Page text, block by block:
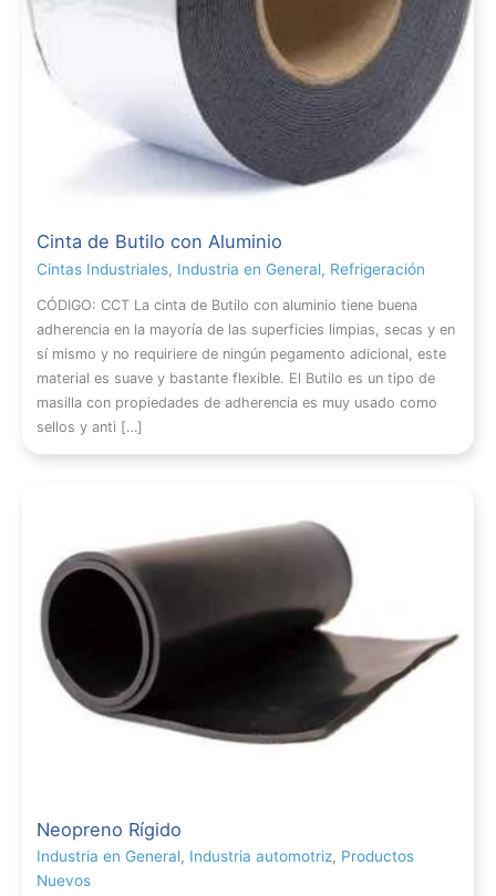
Cinta de Butilo con Aluminio
Cintas Industriales, Industria en General, Refrigeración
CÓDIGO: CCT La cinta de Butilo con aluminio tiene buena
adherencia en la mayoría de las superficies limpias, secas y en
sí mismo y no requiriere de ningún pegamento adicional, este
material es suave y bastante flexible. El Butilo es un tipo de
masilla con propiedades de adherencia es muy usado como
sellos y anti […]
Neopreno Rígido
Industria en General, Industria automotriz, Productos
Nuevos